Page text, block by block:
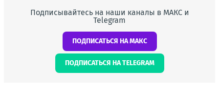
Подписывайтесь на наши каналы в МАКС и
Telegram
ПОДПИСАТЬСЯ НА МАКС
ПОДПИСАТЬСЯ НА TELEGRAM